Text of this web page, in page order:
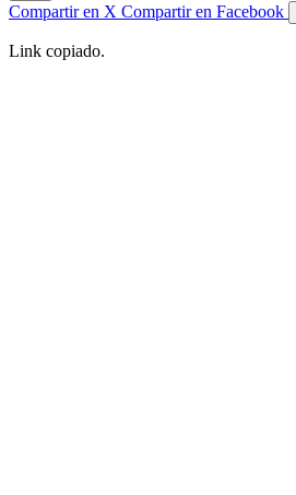
Compartir en X Compartir en Facebook
Link copiado.